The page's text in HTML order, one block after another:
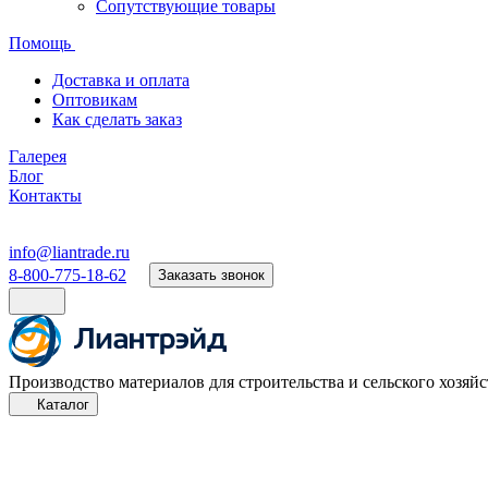
Сопутствующие товары
Помощь
Доставка и оплата
Оптовикам
Как сделать заказ
Галерея
Блог
Контакты
info@liantrade.ru
8-800-775-18-62
Заказать звонок
Производство материалов для строительства и сельского
Каталог